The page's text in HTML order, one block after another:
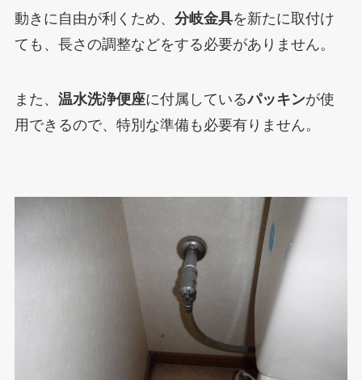
動きに自由が利くため、 分岐金具を新たに取付け
ても、長さの調整などをする必要がありません。
また、 温水洗浄便座に付属しているパッキンが使
用できるので、特別な準備も必要有りません。